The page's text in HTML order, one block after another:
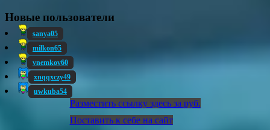
Новые пользователи
sanya05
milkon65
vnemkov60
xnqqxczy49
uwkuba54
Разместить ссылку здесь за руб.
Поставить к себе на сайт